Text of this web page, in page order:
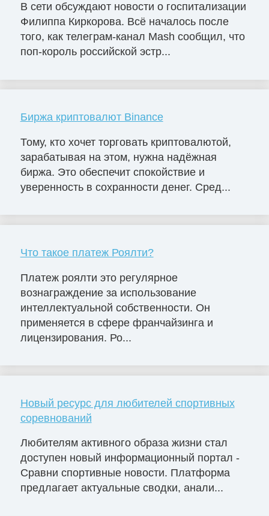
В сети обсуждают новости о госпитализации
Филиппа Киркорова. Всё началось после
того, как телеграм-канал Mash сообщил, что
поп-король российской эстр...
Биржа криптовалют Binance
Тому, кто хочет торговать криптовалютой,
зарабатывая на этом, нужна надёжная
биржа. Это обеспечит спокойствие и
уверенность в сохранности денег. Сред...
Что такое платеж Роялти?
Платеж роялти это регулярное
вознаграждение за использование
интеллектуальной собственности. Он
применяется в сфере франчайзинга и
лицензирования. Ро...
Новый ресурс для любителей спортивных
соревнований
Любителям активного образа жизни стал
доступен новый информационный портал -
Сравни спортивные новости. Платформа
предлагает актуальные сводки, анали...